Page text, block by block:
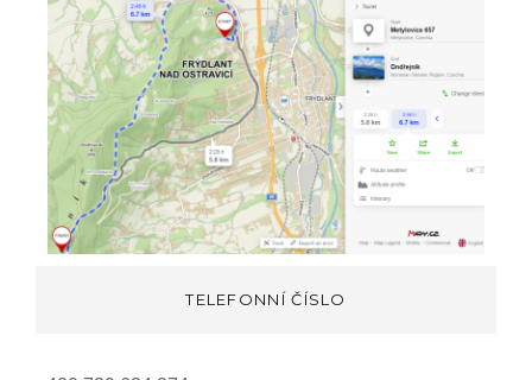
TELEFONNÍ ČÍSLO